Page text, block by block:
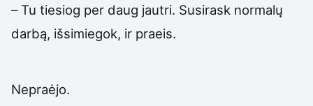
– Tu tiesiog per daug jautri. Susirask normalų
darbą, išsimiegok, ir praeis.
Nepraėjo.